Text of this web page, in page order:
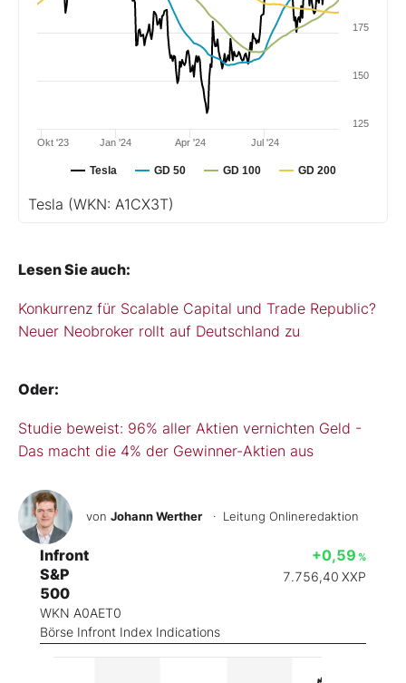
Tesla GD 50 GD 100 GD 200
Jan '24 Jul '24
Okt '23 Apr '24
125
150
175
Tesla (WKN: A1CX3T)
Lesen Sie auch:
Konkurrenz für Scalable Capital und Trade Republic?
Neuer Neobroker rollt auf Deutschland zu
Oder:
Studie beweist: 96% aller Aktien vernichten Geld -
Das macht die 4% der Gewinner-Aktien aus
von Johann Werther · Leitung Onlineredaktion
Infront
S&P
500
WKN A0AET0
Börse Infront Index Indications
+0,59 %
7.756,40 XXP